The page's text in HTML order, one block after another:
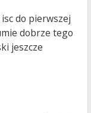
do pierwszej
dobrze tego
jeszcze